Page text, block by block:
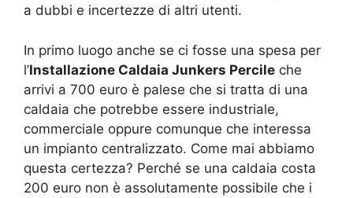
a dubbi e incertezze di altri utenti.
In primo luogo anche se ci fosse una spesa per
l’Installazione Caldaia Junkers Percile che
arrivi a 700 euro è palese che si tratta di una
caldaia che potrebbe essere industriale,
commerciale oppure comunque che interessa
un impianto centralizzato. Come mai abbiamo
questa certezza? Perché se una caldaia costa
200 euro non è assolutamente possibile che i